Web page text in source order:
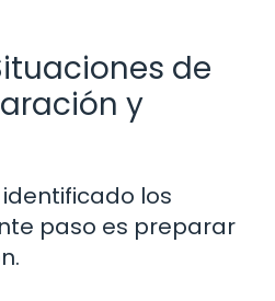
de
y
los
paso es preparar